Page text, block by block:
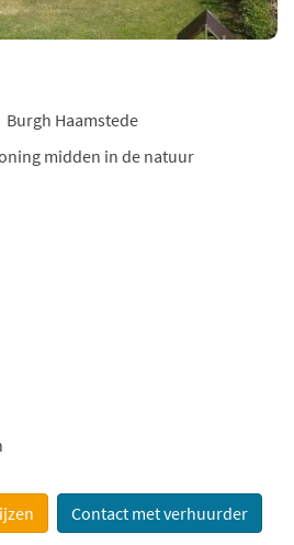
Burgh Haamstede
midden in de natuur
Contact met verhuurder